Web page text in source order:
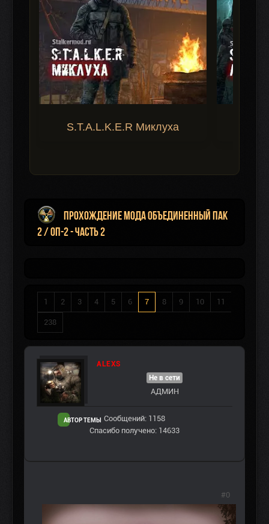
S.T.A.L.K.E.R Миклуха
Прохождение мода Объединенный Пак
2 / ОП-2 - Часть 2
1 2 3 4 5 6 7 8 9 10 11
238
ALEXS
АВТОР ТЕМЫ
Не в сети
АДМИН
Сообщений: 1158
Спасибо получено: 14633
#0